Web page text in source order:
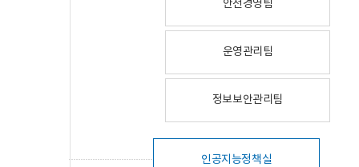
안전경영팀
운영관리팀
정보보안관리팀
인공지능정책실